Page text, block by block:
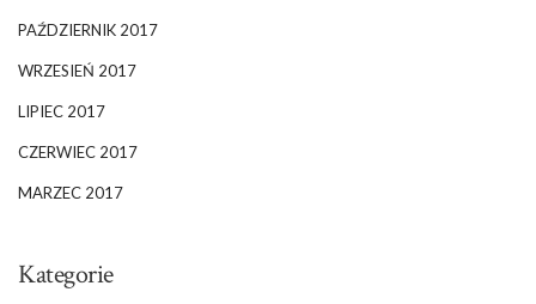
PAŹDZIERNIK 2017
WRZESIEŃ 2017
LIPIEC 2017
CZERWIEC 2017
MARZEC 2017
Kategorie